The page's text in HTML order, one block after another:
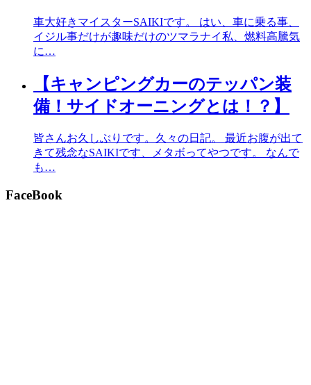
車大好きマイスターSAIKIです。 はい、車に乗る事、
イジル事だけが趣味だけのツマラナイ私、燃料高騰気
に…
【キャンピングカーのテッパン装
備！サイドオーニングとは！？】
皆さんお久しぶりです。久々の日記。 最近お腹が出て
きて残念なSAIKIです、メタボってやつです。 なんで
も…
FaceBook